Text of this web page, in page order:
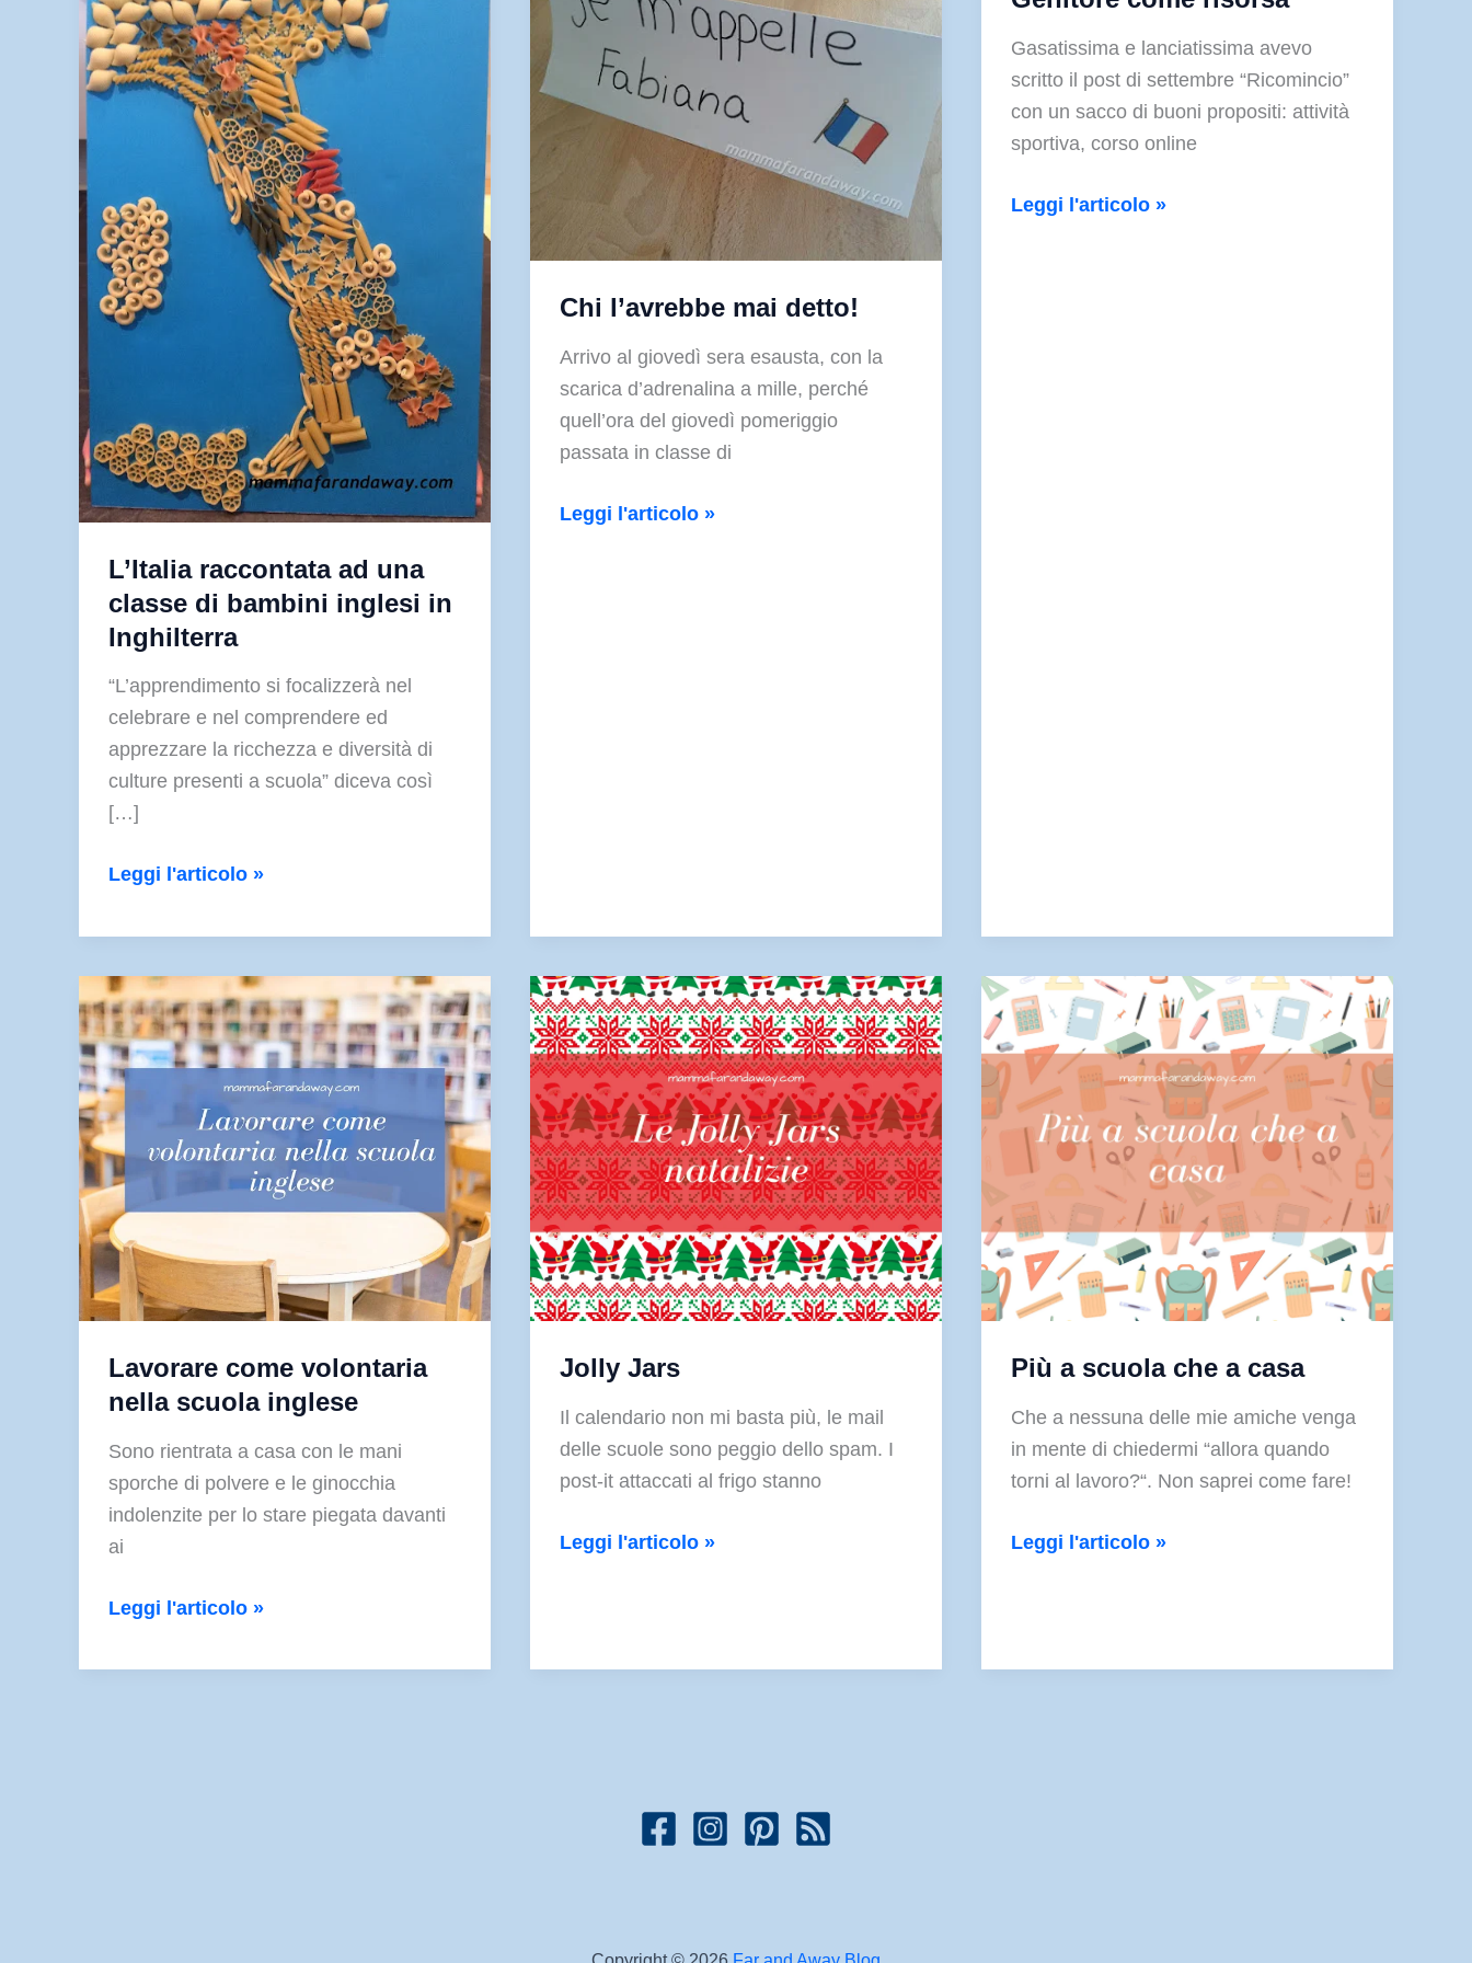
L’Italia raccontata ad una
classe di bambini inglesi in
Inghilterra
“L’apprendimento si focalizzerà nel
celebrare e nel comprendere ed
apprezzare la ricchezza e diversità di
culture presenti a scuola” diceva così
[…]
L’Italia
ad
classe
di
bambini
inglesi
in
Inghilterra
Leggi l'articolo »
Chi l’avrebbe mai detto!
Arrivo al giovedì sera esausta, con la
scarica d’adrenalina a mille, perché
quell’ora del giovedì pomeriggio
passata in classe di
Chi
Leggi l'articolo »
Gasatissima e lanciatissima avevo
scritto il post di settembre “Ricomincio”
con un sacco di buoni propositi: attività
sportiva, corso online
Genitore
Leggi l'articolo »
Lavorare come volontaria
nella scuola inglese
Sono rientrata a casa con le mani
sporche di polvere e le ginocchia
indolenzite per lo stare piegata davanti
ai
Lavorare
volontaria
Leggi l'articolo »
Jolly Jars
Il calendario non mi basta più, le mail
delle scuole sono peggio dello spam. I
post-it attaccati al frigo stanno
Jolly
Leggi l'articolo »
Più a scuola che a casa
Che a nessuna delle mie amiche venga
in mente di chiedermi “allora quando
torni al lavoro?“. Non saprei come fare!
Più
a
Leggi l'articolo »